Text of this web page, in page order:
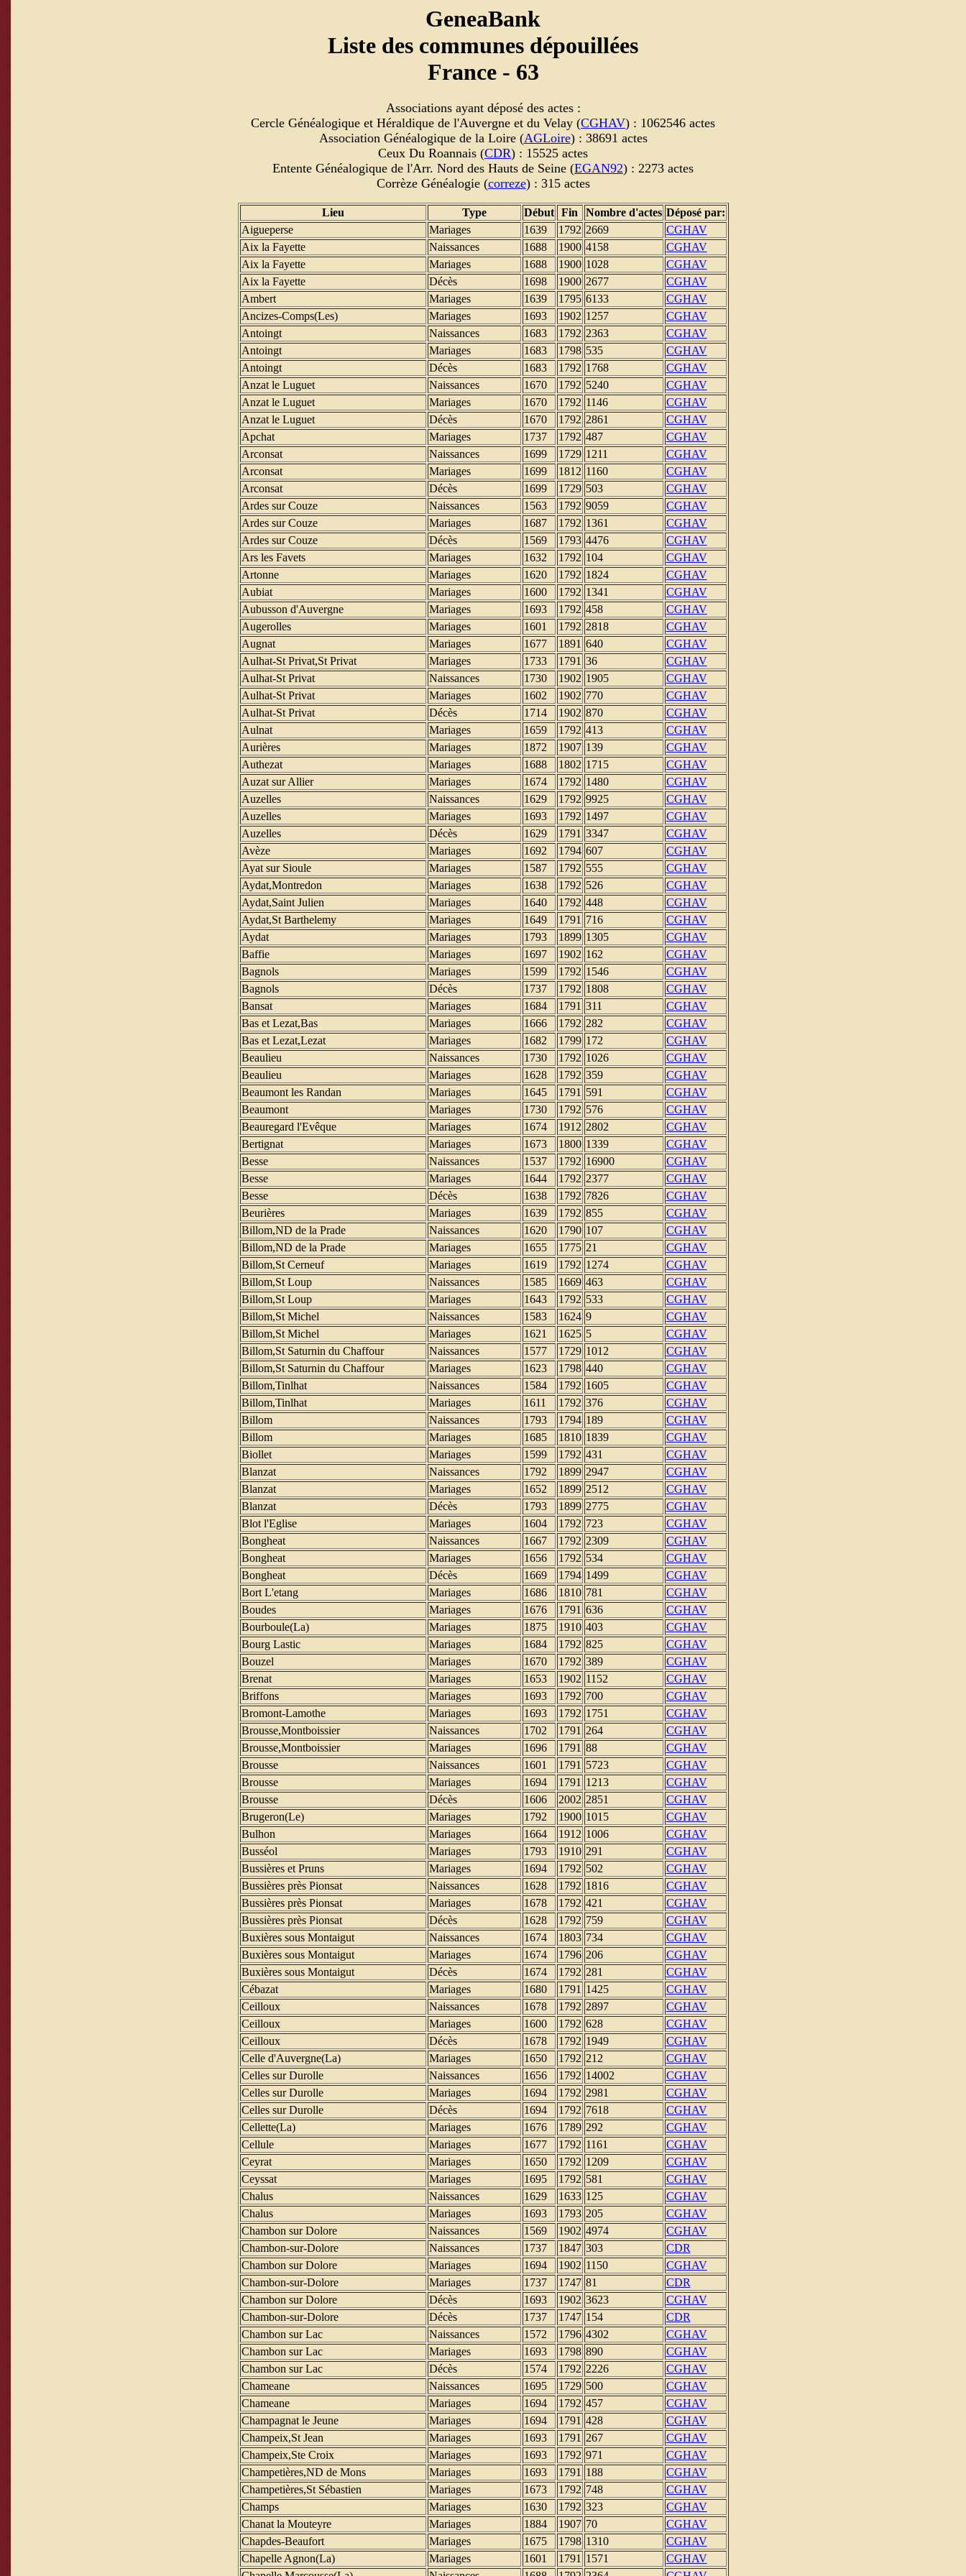
GeneaBank
Liste des communes dépouillées
France - 63
Associations ayant déposé des actes :
Cercle Généalogique et Héraldique de l'Auvergne et du Velay (CGHAV) : 1062546 actes
Association Généalogique de la Loire (AGLoire) : 38691 actes
Ceux Du Roannais (CDR) : 15525 actes
Entente Généalogique de l'Arr. Nord des Hauts de Seine (EGAN92) : 2273 actes
Corrèze Généalogie (correze) : 315 actes
Lieu Type Début Fin Nombre d'actes Déposé par:
Aigueperse
Mariages 1639 1792 2669
CGHAV
Aix la Fayette
Naissances 1688 1900 4158
CGHAV
Aix la Fayette
Mariages 1688 1900 1028
CGHAV
Aix la Fayette
Décès 1698 1900 2677
CGHAV
Ambert
Mariages 1639 1795 6133
CGHAV
Ancizes-Comps(Les)
Mariages 1693 1902 1257
CGHAV
Antoingt
Naissances 1683 1792 2363
CGHAV
Antoingt
Mariages 1683 1798 535
CGHAV
Antoingt
Décès 1683 1792 1768
CGHAV
Anzat le Luguet
Naissances 1670 1792 5240
CGHAV
Anzat le Luguet
Mariages 1670 1792 1146
CGHAV
Anzat le Luguet
Décès 1670 1792 2861
CGHAV
Apchat
Mariages 1737 1792 487
CGHAV
Arconsat
Naissances 1699 1729 1211
CGHAV
Arconsat
Mariages 1699 1812 1160
CGHAV
Arconsat
Décès 1699 1729 503
CGHAV
Ardes sur Couze
Naissances 1563 1792 9059
CGHAV
Ardes sur Couze
Mariages 1687 1792 1361
CGHAV
Ardes sur Couze
Décès 1569 1793 4476
CGHAV
Ars les Favets
Mariages 1632 1792 104
CGHAV
Artonne
Mariages 1620 1792 1824
CGHAV
Aubiat
Mariages 1600 1792 1341
CGHAV
Aubusson d'Auvergne
Mariages 1693 1792 458
CGHAV
Augerolles
Mariages 1601 1792 2818
CGHAV
Augnat
Mariages 1677 1891 640
CGHAV
Aulhat-St Privat,St Privat
Mariages 1733 1791 36
CGHAV
Aulhat-St Privat
Naissances 1730 1902 1905
CGHAV
Aulhat-St Privat
Mariages 1602 1902 770
CGHAV
Aulhat-St Privat
Décès 1714 1902 870
CGHAV
Aulnat
Mariages 1659 1792 413
CGHAV
Aurières
Mariages 1872 1907 139
CGHAV
Authezat
Mariages 1688 1802 1715
CGHAV
Auzat sur Allier
Mariages 1674 1792 1480
CGHAV
Auzelles
Naissances 1629 1792 9925
CGHAV
Auzelles
Mariages 1693 1792 1497
CGHAV
Auzelles
Décès 1629 1791 3347
CGHAV
Avèze
Mariages 1692 1794 607
CGHAV
Ayat sur Sioule
Mariages 1587 1792 555
CGHAV
Aydat,Montredon
Mariages 1638 1792 526
CGHAV
Aydat,Saint Julien
Mariages 1640 1792 448
CGHAV
Aydat,St Barthelemy
Mariages 1649 1791 716
CGHAV
Aydat
Mariages 1793 1899 1305
CGHAV
Baffie
Mariages 1697 1902 162
CGHAV
Bagnols
Mariages 1599 1792 1546
CGHAV
Bagnols
Décès 1737 1792 1808
CGHAV
Bansat
Mariages 1684 1791 311
CGHAV
Bas et Lezat,Bas
Mariages 1666 1792 282
CGHAV
Bas et Lezat,Lezat
Mariages 1682 1799 172
CGHAV
Beaulieu
Naissances 1730 1792 1026
CGHAV
Beaulieu
Mariages 1628 1792 359
CGHAV
Beaumont les Randan
Mariages 1645 1791 591
CGHAV
Beaumont
Mariages 1730 1792 576
CGHAV
Beauregard l'Evêque
Mariages 1674 1912 2802
CGHAV
Bertignat
Mariages 1673 1800 1339
CGHAV
Besse
Naissances 1537 1792 16900
CGHAV
Besse
Mariages 1644 1792 2377
CGHAV
Besse
Décès 1638 1792 7826
CGHAV
Beurières
Mariages 1639 1792 855
CGHAV
Billom,ND de la Prade
Naissances 1620 1790 107
CGHAV
Billom,ND de la Prade
Mariages 1655 1775 21
CGHAV
Billom,St Cerneuf
Mariages 1619 1792 1274
CGHAV
Billom,St Loup
Naissances 1585 1669 463
CGHAV
Billom,St Loup
Mariages 1643 1792 533
CGHAV
Billom,St Michel
Naissances 1583 1624 9
CGHAV
Billom,St Michel
Mariages 1621 1625 5
CGHAV
Billom,St Saturnin du Chaffour
Naissances 1577 1729 1012
CGHAV
Billom,St Saturnin du Chaffour
Mariages 1623 1798 440
CGHAV
Billom,Tinlhat
Naissances 1584 1792 1605
CGHAV
Billom,Tinlhat
Mariages 1611 1792 376
CGHAV
Billom
Naissances 1793 1794 189
CGHAV
Billom
Mariages 1685 1810 1839
CGHAV
Biollet
Mariages 1599 1792 431
CGHAV
Blanzat
Naissances 1792 1899 2947
CGHAV
Blanzat
Mariages 1652 1899 2512
CGHAV
Blanzat
Décès 1793 1899 2775
CGHAV
Blot l'Eglise
Mariages 1604 1792 723
CGHAV
Bongheat
Naissances 1667 1792 2309
CGHAV
Bongheat
Mariages 1656 1792 534
CGHAV
Bongheat
Décès 1669 1794 1499
CGHAV
Bort L'etang
Mariages 1686 1810 781
CGHAV
Boudes
Mariages 1676 1791 636
CGHAV
Bourboule(La)
Mariages 1875 1910 403
CGHAV
Bourg Lastic
Mariages 1684 1792 825
CGHAV
Bouzel
Mariages 1670 1792 389
CGHAV
Brenat
Mariages 1653 1902 1152
CGHAV
Briffons
Mariages 1693 1792 700
CGHAV
Bromont-Lamothe
Mariages 1693 1792 1751
CGHAV
Brousse,Montboissier
Naissances 1702 1791 264
CGHAV
Brousse,Montboissier
Mariages 1696 1791 88
CGHAV
Brousse
Naissances 1601 1791 5723
CGHAV
Brousse
Mariages 1694 1791 1213
CGHAV
Brousse
Décès 1606 2002 2851
CGHAV
Brugeron(Le)
Mariages 1792 1900 1015
CGHAV
Bulhon
Mariages 1664 1912 1006
CGHAV
Busséol
Mariages 1793 1910 291
CGHAV
Bussières et Pruns
Mariages 1694 1792 502
CGHAV
Bussières près Pionsat
Naissances 1628 1792 1816
CGHAV
Bussières près Pionsat
Mariages 1678 1792 421
CGHAV
Bussières près Pionsat
Décès 1628 1792 759
CGHAV
Buxières sous Montaigut
Naissances 1674 1803 734
CGHAV
Buxières sous Montaigut
Mariages 1674 1796 206
CGHAV
Buxières sous Montaigut
Décès 1674 1792 281
CGHAV
Cébazat
Mariages 1680 1791 1425
CGHAV
Ceilloux
Naissances 1678 1792 2897
CGHAV
Ceilloux
Mariages 1600 1792 628
CGHAV
Ceilloux
Décès 1678 1792 1949
CGHAV
Celle d'Auvergne(La)
Mariages 1650 1792 212
CGHAV
Celles sur Durolle
Naissances 1656 1792 14002
CGHAV
Celles sur Durolle
Mariages 1694 1792 2981
CGHAV
Celles sur Durolle
Décès 1694 1792 7618
CGHAV
Cellette(La)
Mariages 1676 1789 292
CGHAV
Cellule
Mariages 1677 1792 1161
CGHAV
Ceyrat
Mariages 1650 1792 1209
CGHAV
Ceyssat
Mariages 1695 1792 581
CGHAV
Chalus
Naissances 1629 1633 125
CGHAV
Chalus
Mariages 1693 1793 205
CGHAV
Chambon sur Dolore
Naissances 1569 1902 4974
CGHAV
Chambon-sur-Dolore
Naissances 1737 1847 303
CDR
Chambon sur Dolore
Mariages 1694 1902 1150
CGHAV
Chambon-sur-Dolore
Mariages 1737 1747 81
CDR
Chambon sur Dolore
Décès 1693 1902 3623
CGHAV
Chambon-sur-Dolore
Décès 1737 1747 154
CDR
Chambon sur Lac
Naissances 1572 1796 4302
CGHAV
Chambon sur Lac
Mariages 1693 1798 890
CGHAV
Chambon sur Lac
Décès 1574 1792 2226
CGHAV
Chameane
Naissances 1695 1729 500
CGHAV
Chameane
Mariages 1694 1792 457
CGHAV
Champagnat le Jeune
Mariages 1694 1791 428
CGHAV
Champeix,St Jean
Mariages 1693 1791 267
CGHAV
Champeix,Ste Croix
Mariages 1693 1792 971
CGHAV
Champetières,ND de Mons
Mariages 1693 1791 188
CGHAV
Champetières,St Sébastien
Mariages 1673 1792 748
CGHAV
Champs
Mariages 1630 1792 323
CGHAV
Chanat la Mouteyre
Mariages 1884 1907 70
CGHAV
Chapdes-Beaufort
Mariages 1675 1798 1310
CGHAV
Chapelle Agnon(La)
Mariages 1601 1791 1571
CGHAV